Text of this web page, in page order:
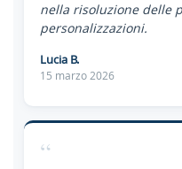
nella risoluzione delle
personalizzazioni.
Lucia B.
15 marzo 2026
“